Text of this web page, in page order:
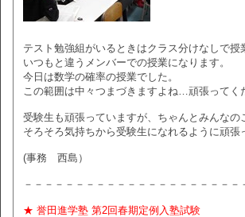
テスト勉強組がいるときはクラス分けなしで授
いつもと違うメンバーでの授業になります。
今日は数学の確率の授業でした。
この範囲は中々つまづきますよね…頑張ってく
受験生も頑張っていますが、ちゃんとみんなの
そろそろ気持ちから受験生になれるように頑張
(事務 西島）
－－－－－－－－－－－－－－－－－－－－－
★ 誉田進学塾 第2回春期定例入塾試験